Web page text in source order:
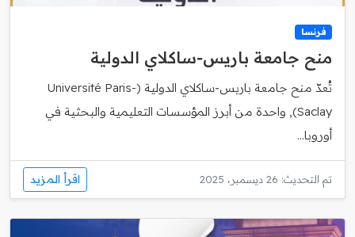
فرنسا
منح جامعة باريس‑ساكلاي الدولية
تُعدّ منح جامعة باريس‑ساكلاي الدولية (Université Paris-
Saclay), واحدة من أبرز المؤسسات التعليمية والبحثية في
أوروبا...
تم التحديث: 26 ديسمبر، 2025 اقرأ المزيد